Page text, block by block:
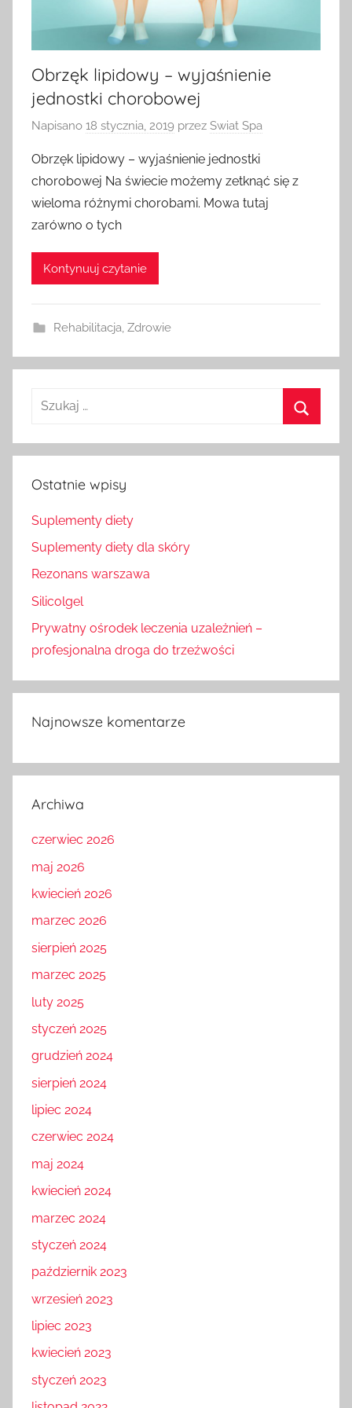
Obrzęk lipidowy – wyjaśnienie
jednostki chorobowej
Napisano 18 stycznia, 2019 przez Swiat Spa
Obrzęk lipidowy – wyjaśnienie jednostki
chorobowej Na świecie możemy zetknąć się z
wieloma różnymi chorobami. Mowa tutaj
zarówno o tych
Kontynuuj czytanie
Rehabilitacja, Zdrowie
Szukaj
Ostatnie wpisy
Suplementy diety
Suplementy diety dla skóry
Rezonans warszawa
Silicolgel
Prywatny ośrodek leczenia uzależnień –
profesjonalna droga do trzeźwości
Najnowsze komentarze
Archiwa
czerwiec 2026
maj 2026
kwiecień 2026
marzec 2026
sierpień 2025
marzec 2025
luty 2025
styczeń 2025
grudzień 2024
sierpień 2024
lipiec 2024
czerwiec 2024
maj 2024
kwiecień 2024
marzec 2024
styczeń 2024
październik 2023
wrzesień 2023
lipiec 2023
kwiecień 2023
styczeń 2023